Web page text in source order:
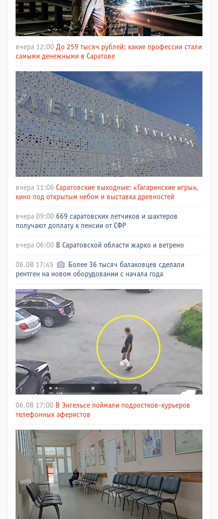
вчера 12:00 До 259 тысяч рублей: какие профессии стали
самыми денежными в Саратове
вчера 11:06 Саратовские выходные: «Гагаринские игры»,
кино под открытым небом и выставка древностей
вчера 09:00 669 саратовских летчиков и шахтеров
получают доплату к пенсии от СФР
вчера 06:00 В Саратовской области жарко и ветрено
06.08 17:45
Более 36 тысяч балаковцев сделали
рентген на новом оборудовании с начала года
06.08 17:00 В Энгельсе поймали подростков-курьеров
телефонных аферистов